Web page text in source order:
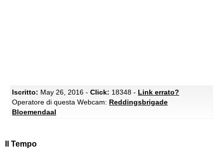
Iscritto: May 26, 2016 - Click: 18348 - Link errato?
Operatore di questa Webcam: Reddingsbrigade
Bloemendaal
Il Tempo